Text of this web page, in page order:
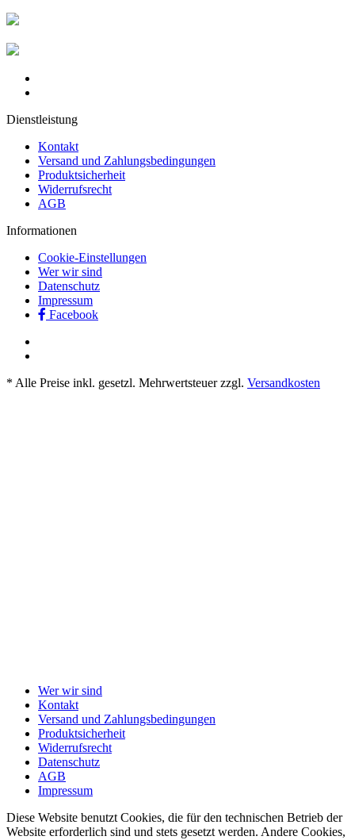
Dienstleistung
Kontakt
Versand und Zahlungsbedingungen
Produktsicherheit
Widerrufsrecht
AGB
Informationen
Cookie-Einstellungen
Wer wir sind
Datenschutz
Impressum
Facebook
* Alle Preise inkl. gesetzl. Mehrwertsteuer zzgl. Versandkosten
Wer wir sind
Kontakt
Versand und Zahlungsbedingungen
Produktsicherheit
Widerrufsrecht
Datenschutz
AGB
Impressum
Diese Website benutzt Cookies, die für den technischen Betrieb der
Website erforderlich sind und stets gesetzt werden. Andere Cookies,